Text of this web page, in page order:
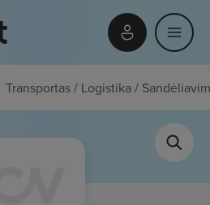
Transportas / Logistika /